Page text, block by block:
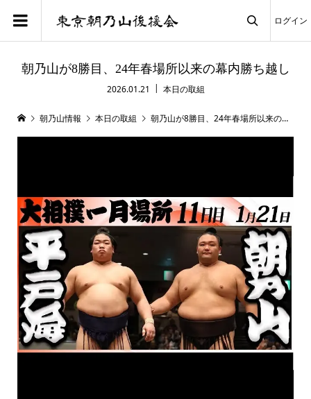

ログイン
朝乃山が8勝目、24年春場所以来の幕内勝ち越し
2026.01.21 本日の取組
朝乃山情報 本日の取組 朝乃山が8勝目、24年春場所以来の幕内勝ち越し